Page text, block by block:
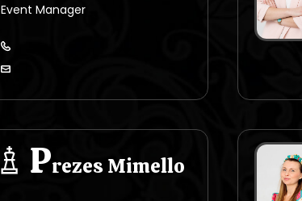
Event Manager
Prezes Mimello